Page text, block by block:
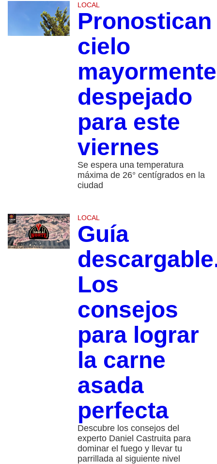
LOCAL
Pronostican
cielo
mayormente
despejado
para este
viernes
Se espera una temperatura
máxima de 26° centígrados en la
ciudad
LOCAL
Guía
Los
consejos
para lograr
la carne
asada
perfecta
Descubre los consejos del
experto Daniel Castruita para
dominar el fuego y llevar tu
parrillada al siguiente nivel